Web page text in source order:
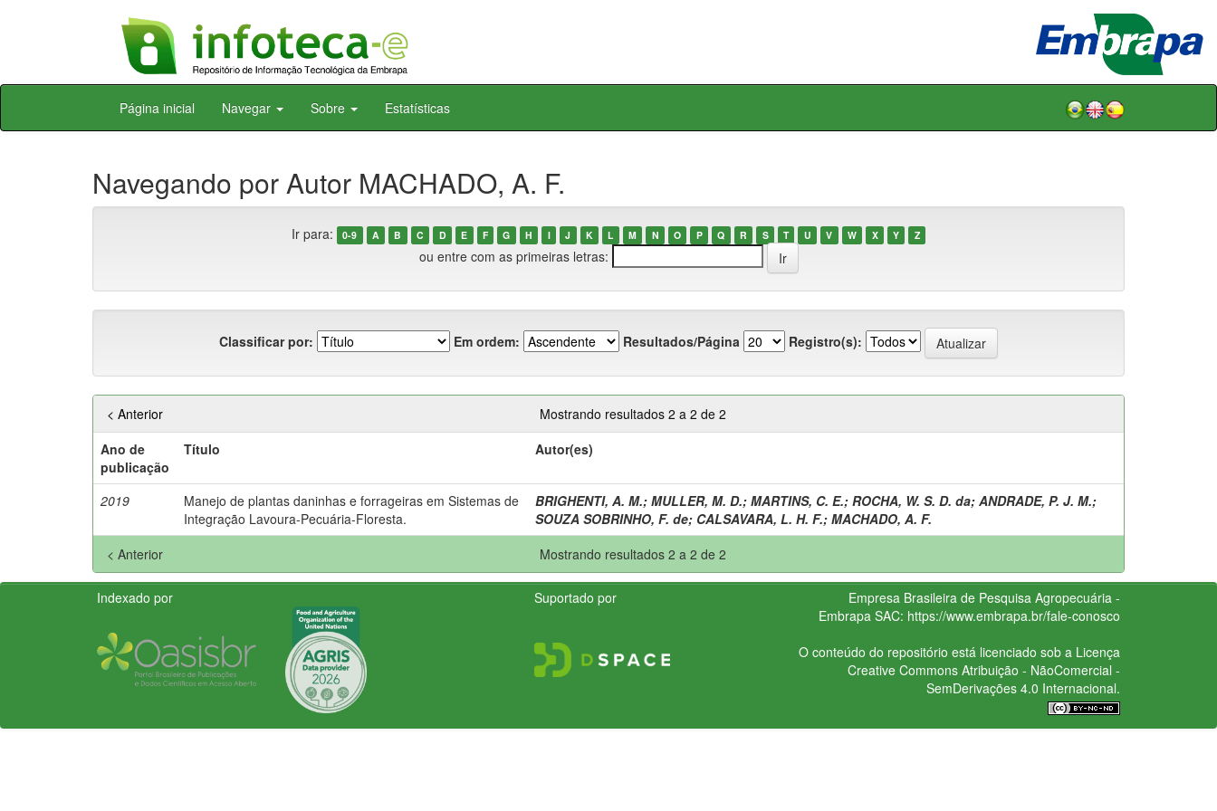
Skip
Página inicial Navegar Sobre Estatísticas
Navegando por Autor MACHADO, A. F.
Ir para: 0-9 A B C D E F G H I J K L M N O P Q R S T U V W X Y Z
ou entre com as primeiras letras:
Classificar por: Em ordem: Resultados/Página Registro(s):
Mostrando resultados 2 a 2 de 2
< Anterior
Ano de
publicação
Título Autor(es)
2019
Manejo de plantas daninhas e forrageiras em Sistemas de
Integração Lavoura-Pecuária-Floresta.
BRIGHENTI, A. M.; MULLER, M. D.; MARTINS, C. E.; ROCHA, W. S. D. da; ANDRADE, P. J. M.;
SOUZA SOBRINHO, F. de; CALSAVARA, L. H. F.; MACHADO, A. F.
Mostrando resultados 2 a 2 de 2
< Anterior
Indexado por Suportado por
Empresa Brasileira de Pesquisa Agropecuária -
Embrapa SAC: https://www.embrapa.br/fale-conosco
O conteúdo do repositório está licenciado sob a Licença
Creative CommonsAtribuição - NãoComercial -
SemDerivações 4.0 Internacional.